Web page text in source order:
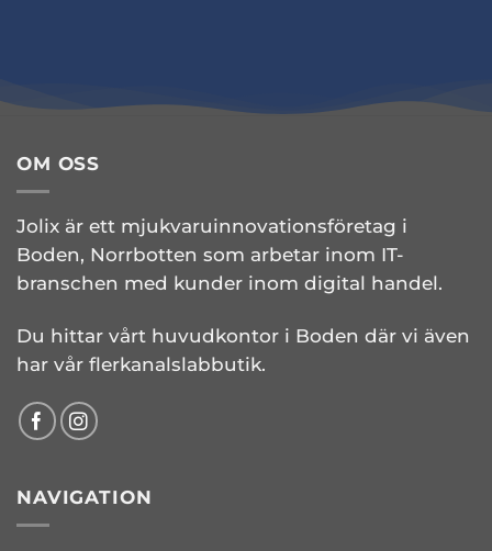
OM OSS
Jolix är ett mjukvaruinnovationsföretag i
Boden, Norrbotten som arbetar inom IT-
branschen med kunder inom digital handel.
Du hittar vårt huvudkontor i Boden där vi även
har vår flerkanalslabbutik.
NAVIGATION